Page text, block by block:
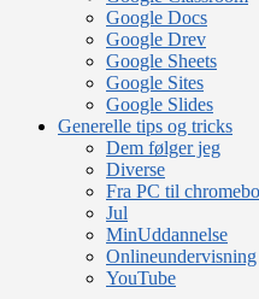
Google Docs
Google Drev
Google Sheets
Google Sites
Google Slides
Generelle tips og tricks
Dem følger jeg
Diverse
Fra PC til
Jul
MinUddannelse
Onlineundervisning
YouTube